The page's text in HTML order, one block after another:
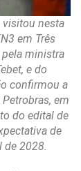
visitou nesta
em Três
ministra
e do
confirmou a
em
do edital de
de
de 2028.